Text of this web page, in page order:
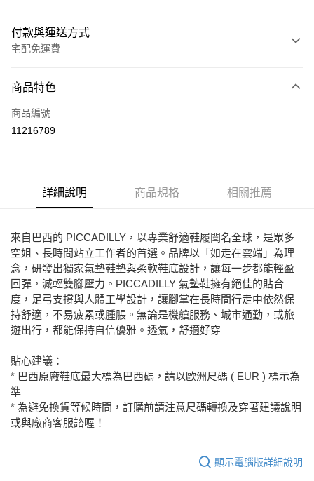
付款與運送方式
宅配免運費
信用卡一次付款
Apple Pay
ATM付款
運送方式
宅配
免運費
商品特色
商品編號
11216789
詳細說明 商品規格 相關推薦
來自巴西的 PICCADILLY，以專業舒適鞋履聞名全球，是眾多
空姐、長時間站立工作者的首選。品牌以「如走在雲端」為理
念，研發出獨家氣墊鞋墊與柔軟鞋底設計，讓每一步都能輕盈
回彈，減輕雙腳壓力。PICCADILLY 氣墊鞋擁有絕佳的貼合
度，足弓支撐與人體工學設計，讓腳掌在長時間行走中依然保
持舒適，不易疲累或腫脹。無論是機艙服務、城市通勤，或旅
遊出行，都能保持自信優雅。透氣，舒適好穿
貼心建議：
* 巴西原廠鞋底最大標為巴西碼，請以歐洲尺碼 ( EUR ) 標示為
準
* 為避免換貨等候時間，訂購前請注意尺碼轉換及穿著建議說明
或與廠商客服諮喔！
顯示電腦版詳細說明